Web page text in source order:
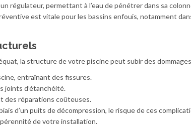
régulateur, permettant à l’eau de pénétrer dans sa
est vitale pour les bassins enfouis, notamment
la structure de votre piscine peut subir des
entraînant des fissures.
joints d’étanchéité.
des réparations coûteuses.
d’un puits de décompression, le risque de ces
de votre installation.